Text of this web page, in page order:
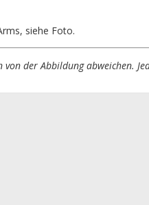
siehe Foto.
von der Abbildung abweichen.